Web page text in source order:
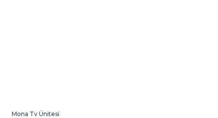
Mona Tv Ünitesi